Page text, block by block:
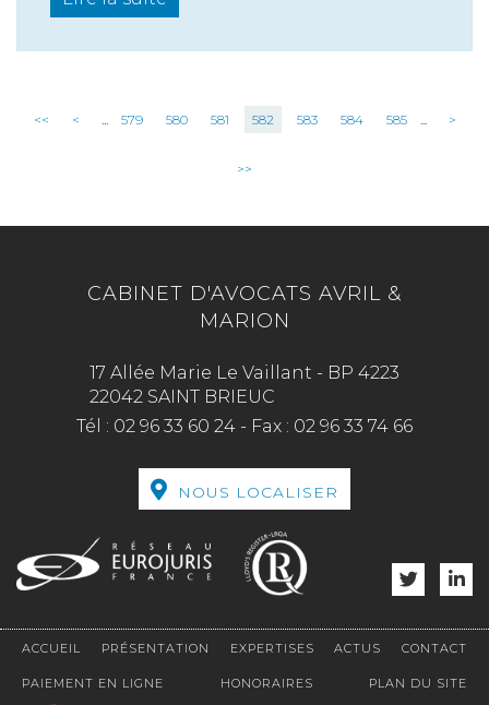
<< < ... 579 580 581 582 583 584 585 ... >
>>
CABINET D'AVOCATS AVRIL &
MARION
17 Allée Marie Le Vaillant - BP 4223
22042 SAINT BRIEUC
Tél : 02 96 33 60 24 - Fax : 02 96 33 74 66
NOUS LOCALISER
ACCUEIL PRÉSENTATION EXPERTISES ACTUS CONTACT
PAIEMENT EN LIGNE HONORAIRES PLAN DU SITE